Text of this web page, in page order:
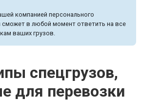
компанией персонального
в любой момент ответить на все
ваших грузов.
спецгрузов,
для перевозки